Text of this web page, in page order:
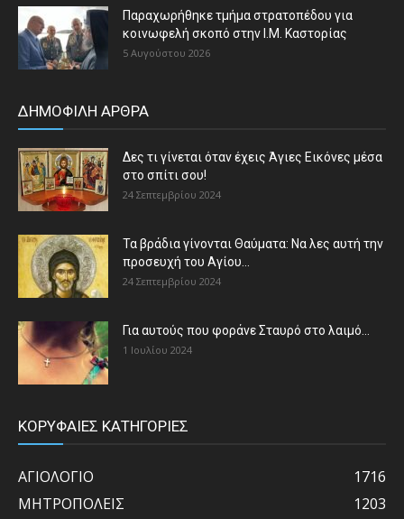
Παραχωρήθηκε τμήμα στρατοπέδου για
κοινωφελή σκοπό στην Ι.Μ. Καστορίας
5 Αυγούστου 2026
ΔΗΜΟΦΙΛΗ ΑΡΘΡΑ
Δες τι γίνεται όταν έχεις Άγιες Εικόνες μέσα
στο σπίτι σου!
24 Σεπτεμβρίου 2024
Τα βράδια γίνονται Θαύματα: Να λες αυτή την
προσευχή του Αγίου...
24 Σεπτεμβρίου 2024
Για αυτούς που φοράνε Σταυρό στο λαιμό…
1 Ιουλίου 2024
ΚΟΡΥΦΑΙΕΣ ΚΑΤΗΓΟΡΙΕΣ
ΑΓΙΟΛΟΓΙΟ
1716
ΜΗΤΡΟΠΟΛΕΙΣ
1203